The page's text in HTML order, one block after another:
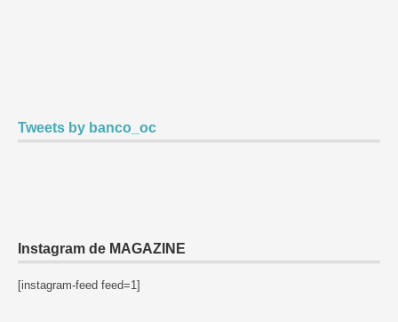
Tweets by banco_oc
Instagram de MAGAZINE
[instagram-feed feed=1]